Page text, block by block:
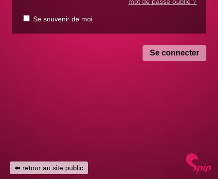
mot de passe oublié ?
Se souvenir de moi
retour au site public